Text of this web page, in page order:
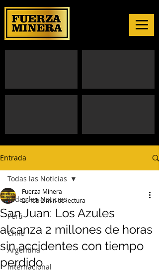
Entrada
Todas las Noticias
Perú
Chile
Argentina
Internacional
Todas las Noticias
San Juan: Los Azules
alcanza 2 millones de horas
sin accidentes con tiempo
perdido
Fuerza Minera
26 feb2 min de lectura